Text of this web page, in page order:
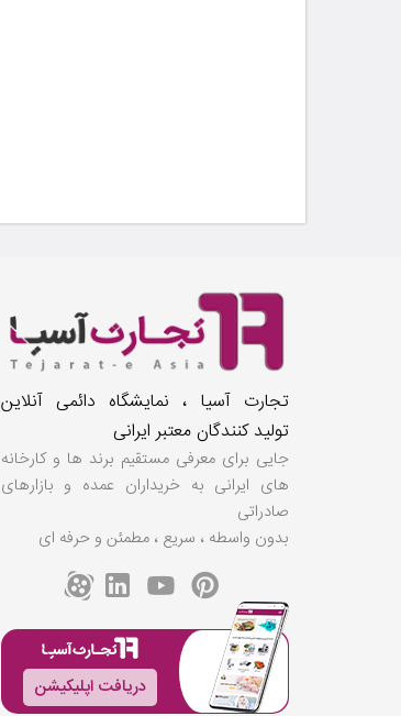
تجارت آسیا ، نمایشگاه دائمی آنلاین
تولید کنندگان معتبر ایرانی
جایی برای معرفی مستقیم برند ها و کارخانه
های ایرانی به خریداران عمده و بازارهای
صادراتی
بدون واسطه ، سریع ، مطمئن و حرفه ای
دریافت اپلیکیشن